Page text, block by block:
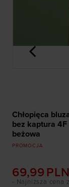
<
Chłopięca
bez kaptura
beżowa
PROMOCJA
69,99 PLN
- Najniższa cena